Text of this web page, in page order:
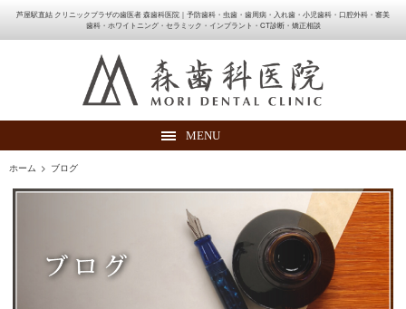
芦屋駅直結 クリニックプラザの歯医者 森歯科医院｜予防歯科・虫歯・歯周病・入れ歯・小児歯科・口腔外科・審美
歯科・ホワイトニング・セラミック・インプラント・CT診断・矯正相談
MENU
ホーム > ブログ